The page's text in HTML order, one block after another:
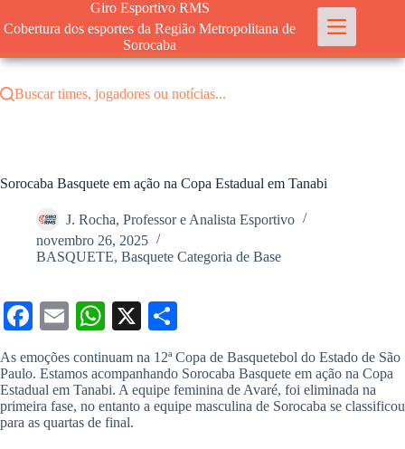
para
conteúdo
Giro Esportivo RMS
Cobertura dos esportes da Região Metropolitana de
Sorocaba
Buscar times, jogadores ou notícias...
Sorocaba Basquete em ação na Copa Estadual em Tanabi
J. Rocha, Professor e Analista Esportivo
novembro 26, 2025
BASQUETE, Basquete Categoria de Base
Fa
ce
bo
ok
E
ail
W
ts
A
pp
X
ha
re
As emoções continuam na 12ª Copa de Basquetebol do Estado de São
Paulo. Estamos acompanhando Sorocaba Basquete em ação na Copa
Estadual em Tanabi. A equipe feminina de Avaré, foi eliminada na
primeira fase, no entanto a equipe masculina de Sorocaba se classificou
para as quartas de final.